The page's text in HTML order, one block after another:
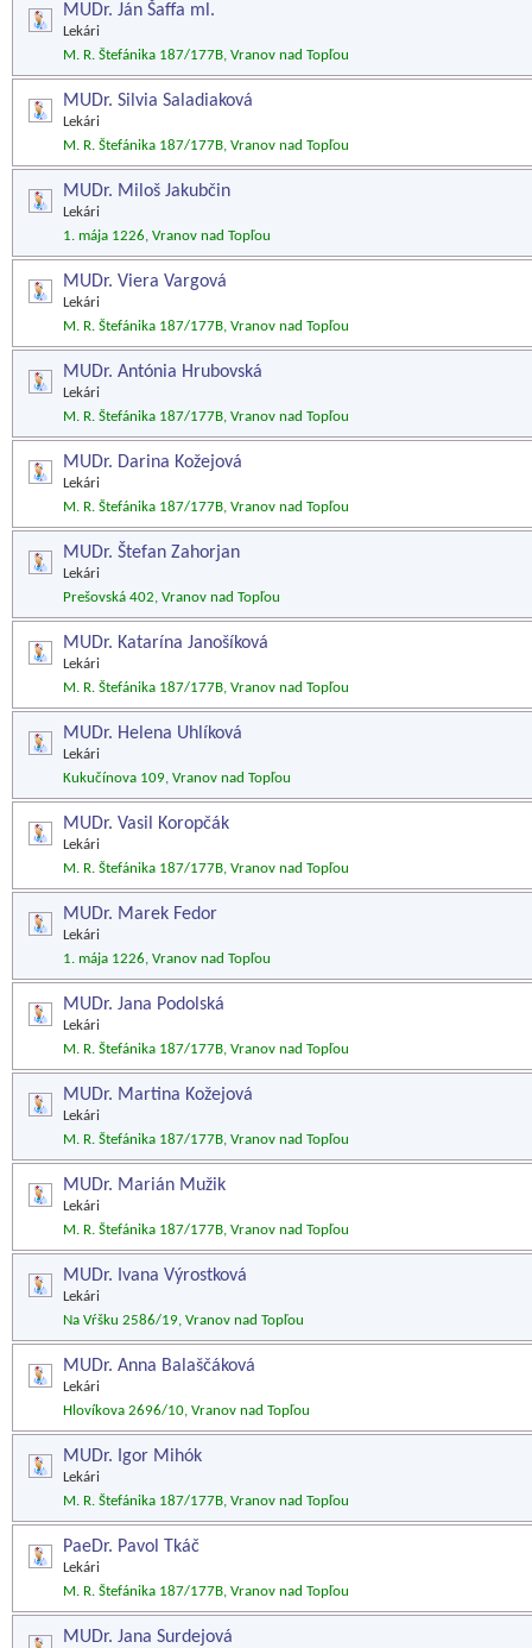
MUDr. Ján Šaffa ml.
Lekári
M. R. Štefánika 187/177B, Vranov nad Topľou
MUDr. Silvia Saladiaková
Lekári
M. R. Štefánika 187/177B, Vranov nad Topľou
MUDr. Miloš Jakubčin
Lekári
1. mája 1226, Vranov nad Topľou
MUDr. Viera Vargová
Lekári
M. R. Štefánika 187/177B, Vranov nad Topľou
MUDr. Antónia Hrubovská
Lekári
M. R. Štefánika 187/177B, Vranov nad Topľou
MUDr. Darina Kožejová
Lekári
M. R. Štefánika 187/177B, Vranov nad Topľou
MUDr. Štefan Zahorjan
Lekári
Prešovská 402, Vranov nad Topľou
MUDr. Katarína Janošíková
Lekári
M. R. Štefánika 187/177B, Vranov nad Topľou
MUDr. Helena Uhlíková
Lekári
Kukučínova 109, Vranov nad Topľou
MUDr. Vasil Koropčák
Lekári
M. R. Štefánika 187/177B, Vranov nad Topľou
MUDr. Marek Fedor
Lekári
1. mája 1226, Vranov nad Topľou
MUDr. Jana Podolská
Lekári
M. R. Štefánika 187/177B, Vranov nad Topľou
MUDr. Martina Kožejová
Lekári
M. R. Štefánika 187/177B, Vranov nad Topľou
MUDr. Marián Mužik
Lekári
M. R. Štefánika 187/177B, Vranov nad Topľou
MUDr. Ivana Výrostková
Lekári
Na Vŕšku 2586/19, Vranov nad Topľou
MUDr. Anna Balaščáková
Lekári
Hlovíkova 2696/10, Vranov nad Topľou
MUDr. Igor Mihók
Lekári
M. R. Štefánika 187/177B, Vranov nad Topľou
PaeDr. Pavol Tkáč
Lekári
M. R. Štefánika 187/177B, Vranov nad Topľou
MUDr. Jana Surdejová